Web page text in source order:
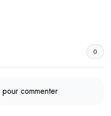
0
pour commenter